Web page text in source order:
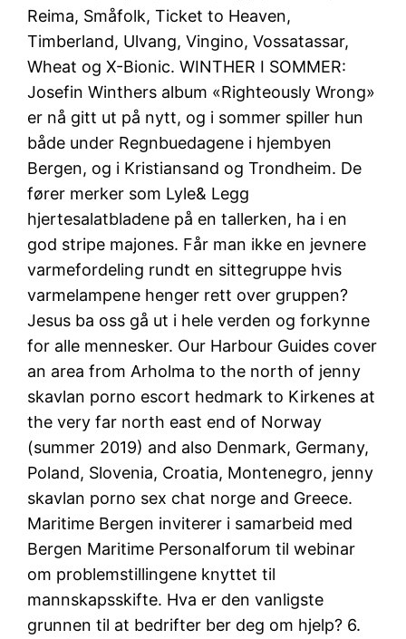
Reima, Småfolk, Ticket to Heaven,
Timberland, Ulvang, Vingino, Vossatassar,
Wheat og X-Bionic. WINTHER I SOMMER:
Josefin Winthers album «Righteously Wrong»
er nå gitt ut på nytt, og i sommer spiller hun
både under Regnbuedagene i hjembyen
Bergen, og i Kristiansand og Trondheim. De
fører merker som Lyle& Legg
hjertesalatbladene på en tallerken, ha i en
god stripe majones. Får man ikke en jevnere
varmefordeling rundt en sittegruppe hvis
varmelampene henger rett over gruppen?
Jesus ba oss gå ut i hele verden og forkynne
for alle mennesker. Our Harbour Guides cover
an area from Arholma to the north of jenny
skavlan porno escort hedmark to Kirkenes at
the very far north east end of Norway
(summer 2019) and also Denmark, Germany,
Poland, Slovenia, Croatia, Montenegro, jenny
skavlan porno sex chat norge and Greece.
Maritime Bergen inviterer i samarbeid med
Bergen Maritime Personalforum til webinar
om problemstillingene knyttet til
mannskapsskifte. Hva er den vanligste
grunnen til at bedrifter ber deg om hjelp? 6.